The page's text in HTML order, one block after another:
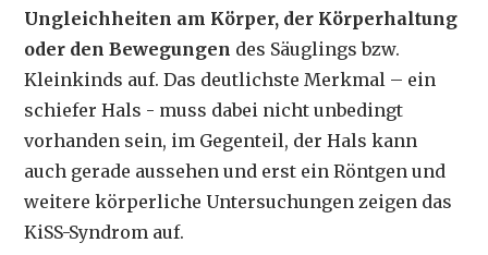
Ungleichheiten am Körper, der Körperhaltung
oder den Bewegungen des Säuglings bzw.
Kleinkinds auf. Das deutlichste Merkmal – ein
schiefer Hals - muss dabei nicht unbedingt
vorhanden sein, im Gegenteil, der Hals kann
auch gerade aussehen und erst ein Röntgen und
weitere körperliche Untersuchungen zeigen das
KiSS-Syndrom auf.